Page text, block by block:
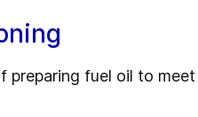
preparing fuel oil to